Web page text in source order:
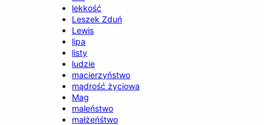
lekkość
Leszek Zduń
Lewis
lipa
listy
ludzie
macierzyństwo
mądrość życiowa
Mag
maleństwo
małżeńśtwo